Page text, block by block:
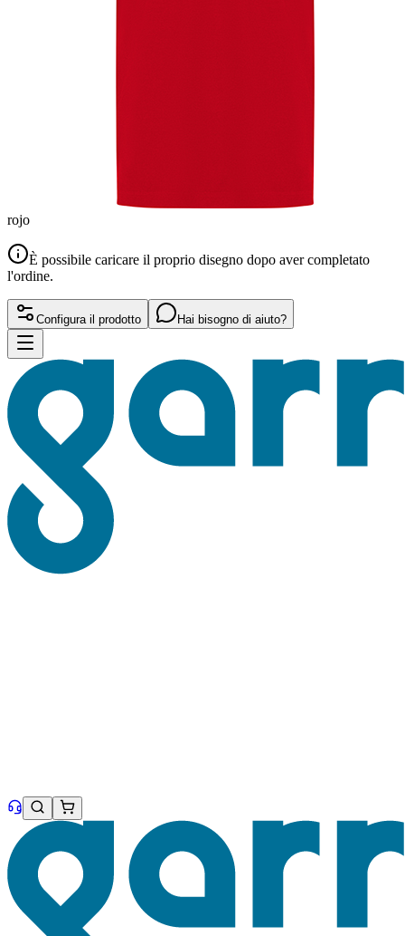
rojo
È possibile caricare il proprio disegno dopo aver completato
l'ordine.
Configura il prodotto Hai bisogno di aiuto?